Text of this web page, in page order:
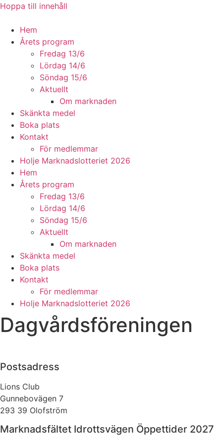
Hoppa till innehåll
Hem
Årets program
Fredag 13/6
Lördag 14/6
Söndag 15/6
Aktuellt
Om marknaden
Skänkta medel
Boka plats
Kontakt
För medlemmar
Holje Marknadslotteriet 2026
Hem
Årets program
Fredag 13/6
Lördag 14/6
Söndag 15/6
Aktuellt
Om marknaden
Skänkta medel
Boka plats
Kontakt
För medlemmar
Holje Marknadslotteriet 2026
Dagvårdsföreningen
Postsadress
Lions Club
Gunnebovägen 7
293 39 Olofström
Marknadsfältet Idrottsvägen Öppettider 2027